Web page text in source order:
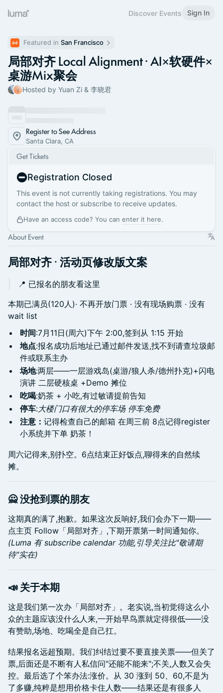
Discover Events Sign In
Featured in San Francisco
局部对齐 Local Alignment · AI×软硬件×
桌游Mix聚会
Hosted by Yuan Zi & 李晓君
Register to See Address
Santa Clara, CA
Get Tickets
Registration Closed
This event is not currently taking registrations. You may
contact the host or subscribe to receive updates.
Have an access code? You can enter it here.
About Event
局部对齐 · 活动页修改版文案
📍 已报名的朋友看这里
本期已满员(120人)· 不再开放门票 · 没有现场购票 · 没有
wait list
时间:7月11日(周六)下午 2:00,签到从 1:15 开始
地点:报名成功后地址已通过邮件发送,找不到请查垃圾邮
件或联系主办
场地:两层——一层游戏岛(桌游/狼人杀/德州扑克)+闪电
演讲 二层硬核桌 +Demo 摊位
吃喝:奶茶 + 小吃,有过敏请提前告知
停车:大楼门口有很大的停车场 停车免费
注意： 记得检查自己的邮箱 在周三前 8点记得register
小系统并下单 奶茶！
周六记得来,别扑空。6点结束正好饭点,聊得来的自然续
摊。
🙅 没抢到票的朋友
这期真的满了,抱歉。如果这次反响好,我们会办下一期——
点主页 Follow「局部对齐」,下期开票第一时间通知你。
(Luma 有 subscribe calendar 功能,引导关注比"敬请期
待"实在)
📣 关于本期
这是我们第一次办「局部对齐」。老实说,当初觉得这么小
众的主题应该没什么人来,一开始早鸟票就定得很低——没
有赞助,场地、吃喝全是自己扛。
结果报名远超预期。我们纠结过要不要直接关票——但关了
票,后面还是不断有人私信问"还能不能来";不关,人数又会失
控。最后选了个笨办法:涨价。从 30 涨到 50、60,不是为
了多赚,纯粹是想用价格卡住人数——结果还是有很多人